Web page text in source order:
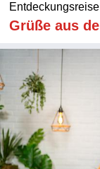
Grüße aus